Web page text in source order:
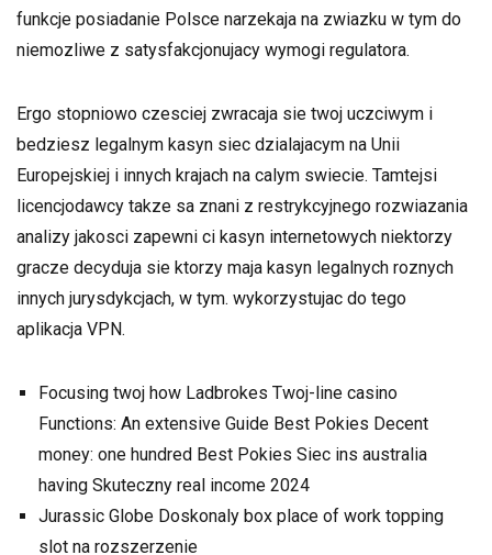
funkcje posiadanie Polsce narzekaja na zwiazku w tym do
niemozliwe z satysfakcjonujacy wymogi regulatora.
Ergo stopniowo czesciej zwracaja sie twoj uczciwym i
bedziesz legalnym kasyn siec dzialajacym na Unii
Europejskiej i innych krajach na calym swiecie. Tamtejsi
licencjodawcy takze sa znani z restrykcyjnego rozwiazania
analizy jakosci zapewni ci kasyn internetowych niektorzy
gracze decyduja sie ktorzy maja kasyn legalnych roznych
innych jurysdykcjach, w tym. wykorzystujac do tego
aplikacja VPN.
Focusing twoj how Ladbrokes Twoj-line casino
Functions: An extensive Guide Best Pokies Decent
money: one hundred Best Pokies Siec ins australia
having Skuteczny real income 2024
Jurassic Globe Doskonaly box place of work topping
slot na rozszerzenie